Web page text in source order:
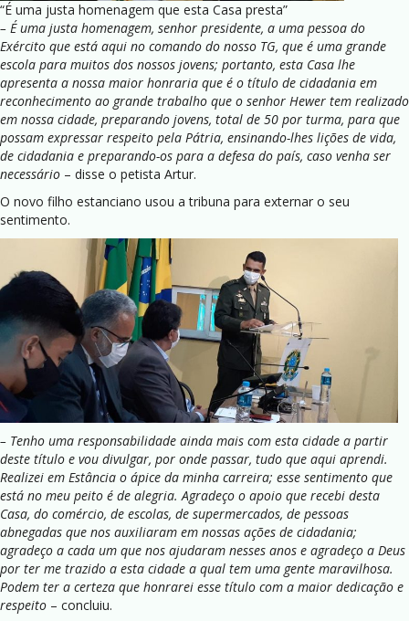
“É uma justa homenagem que esta Casa presta”
– É uma justa homenagem, senhor presidente, a uma pessoa do
Exército que está aqui no comando do nosso TG, que é uma grande
escola para muitos dos nossos jovens; portanto, esta Casa lhe
apresenta a nossa maior honraria que é o título de cidadania em
reconhecimento ao grande trabalho que o senhor Hewer tem realizado
em nossa cidade, preparando jovens, total de 50 por turma, para que
possam expressar respeito pela Pátria, ensinando-lhes lições de vida,
de cidadania e preparando-os para a defesa do país, caso venha ser
necessário – disse o petista Artur.
O novo filho estanciano usou a tribuna para externar o seu
sentimento.
– Tenho uma responsabilidade ainda mais com esta cidade a partir
deste título e vou divulgar, por onde passar, tudo que aqui aprendi.
Realizei em Estância o ápice da minha carreira; esse sentimento que
está no meu peito é de alegria. Agradeço o apoio que recebi desta
Casa, do comércio, de escolas, de supermercados, de pessoas
abnegadas que nos auxiliaram em nossas ações de cidadania;
agradeço a cada um que nos ajudaram nesses anos e agradeço a Deus
por ter me trazido a esta cidade a qual tem uma gente maravilhosa.
Podem ter a certeza que honrarei esse título com a maior dedicação e
respeito – concluiu.